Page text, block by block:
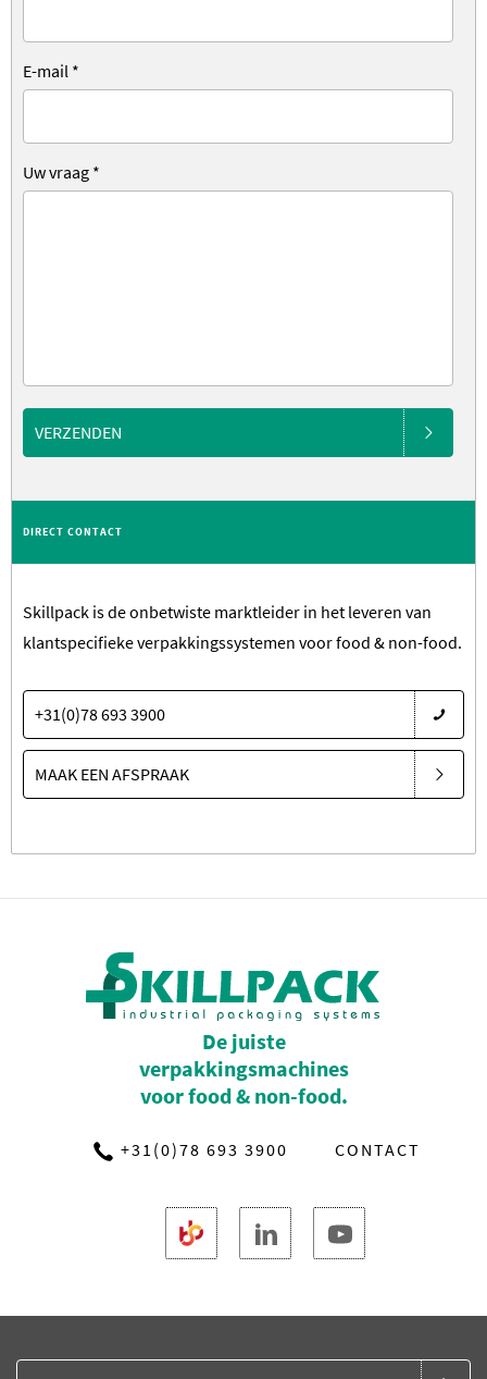
E-mail *
Uw vraag *
VERZENDEN
DIRECT CONTACT
Skillpack is de onbetwiste marktleider in het leveren van
klantspecifieke verpakkingssystemen voor food & non-food.
+31(0)78 693 3900
MAAK EEN AFSPRAAK
De juiste
verpakkingsmachines
voor food & non-food.
+31(0)78 693 3900 CONTACT